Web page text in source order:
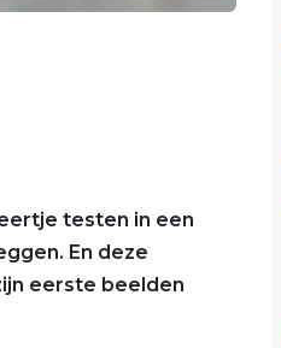
testen in een
En deze
eerste beelden